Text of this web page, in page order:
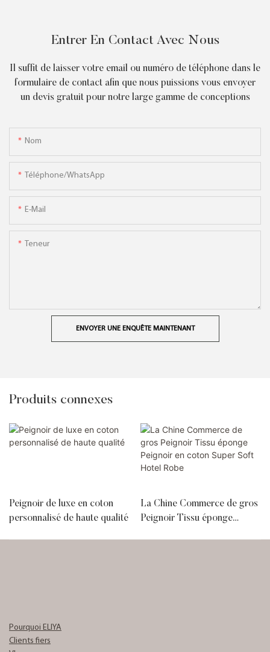
Entrer En Contact Avec Nous
Il suffit de laisser votre email ou numéro de téléphone dans le
formulaire de contact afin que nous puissions vous envoyer
un devis gratuit pour notre large gamme de conceptions
Nom
Téléphone/WhatsApp
E-Mail
Teneur
ENVOYER UNE ENQUÊTE MAINTENANT
Produits connexes
Peignoir de luxe en coton
personnalisé de haute qualité
La Chine Commerce de gros
Peignoir Tissu éponge
Pourquoi ELIYA
Clients fiers